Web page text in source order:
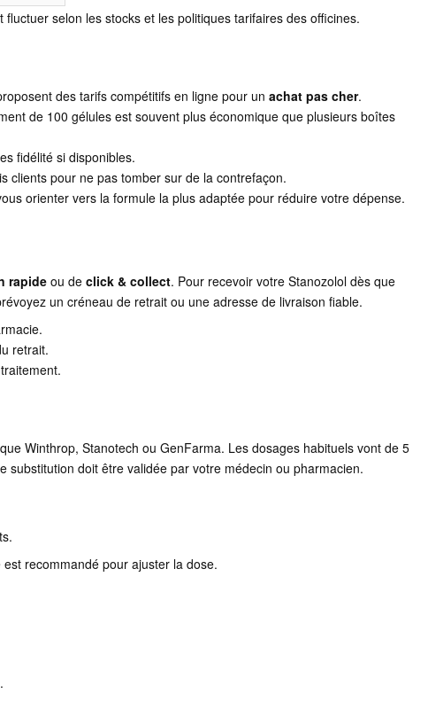
selon les stocks et les politiques tarifaires des officines.
des tarifs compétitifs en ligne pour unachat pas cher.
de 100 gélules est souvent plus économique que plusieurs boîtes
fidélité si disponibles.
clients pour ne pas tomber sur de la contrefaçon.
orienter vers la formule la plus adaptée pour réduire votre dépense.
rapide ou declick & collect. Pour recevoir votre Stanozolol dès que
un créneau de retrait ou une adresse de livraison fiable.
retrait.
Winthrop, Stanotech ou GenFarma. Les dosages habituels vont de 5
substitution doit être validée par votre médecin ou pharmacien.
recommandé pour ajuster la dose.